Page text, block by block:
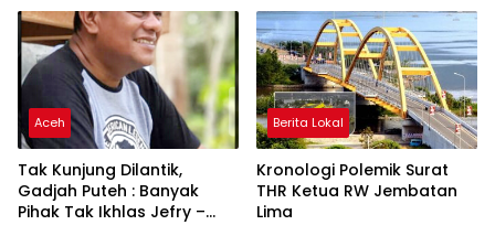
Aceh
Tak Kunjung Dilantik,
Gadjah Puteh : Banyak
Pihak Tak Ikhlas Jefry –
Berita Lokal
Kronologi Polemik Surat
THR Ketua RW Jembatan
Lima